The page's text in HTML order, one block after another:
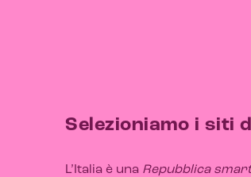
Selezioniamo i siti
L’Italia è una Repubblica